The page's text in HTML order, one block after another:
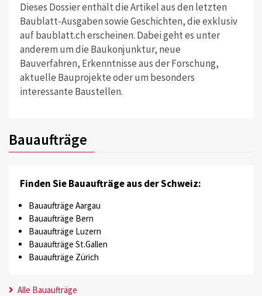
Dieses Dossier enthält die Artikel aus den letzten
Baublatt-Ausgaben sowie Geschichten, die exklusiv
auf baublatt.ch erscheinen. Dabei geht es unter
anderem um die Baukonjunktur, neue
Bauverfahren, Erkenntnisse aus der Forschung,
aktuelle Bauprojekte oder um besonders
interessante Baustellen.
Bauaufträge
Finden Sie Bauaufträge aus der Schweiz:
Bauaufträge Aargau
Bauaufträge Bern
Bauaufträge Luzern
Bauaufträge St.Gallen
Bauaufträge Zürich
Alle Bauaufträge